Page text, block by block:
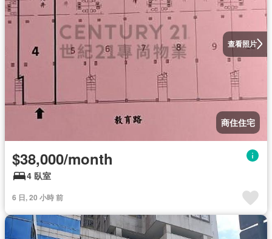
查看照片
商住住宅
$38,000/month
4 臥室
6 日, 20 小時 前